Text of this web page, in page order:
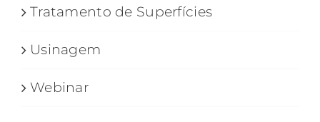
Tratamento de Superfícies
Usinagem
Webinar